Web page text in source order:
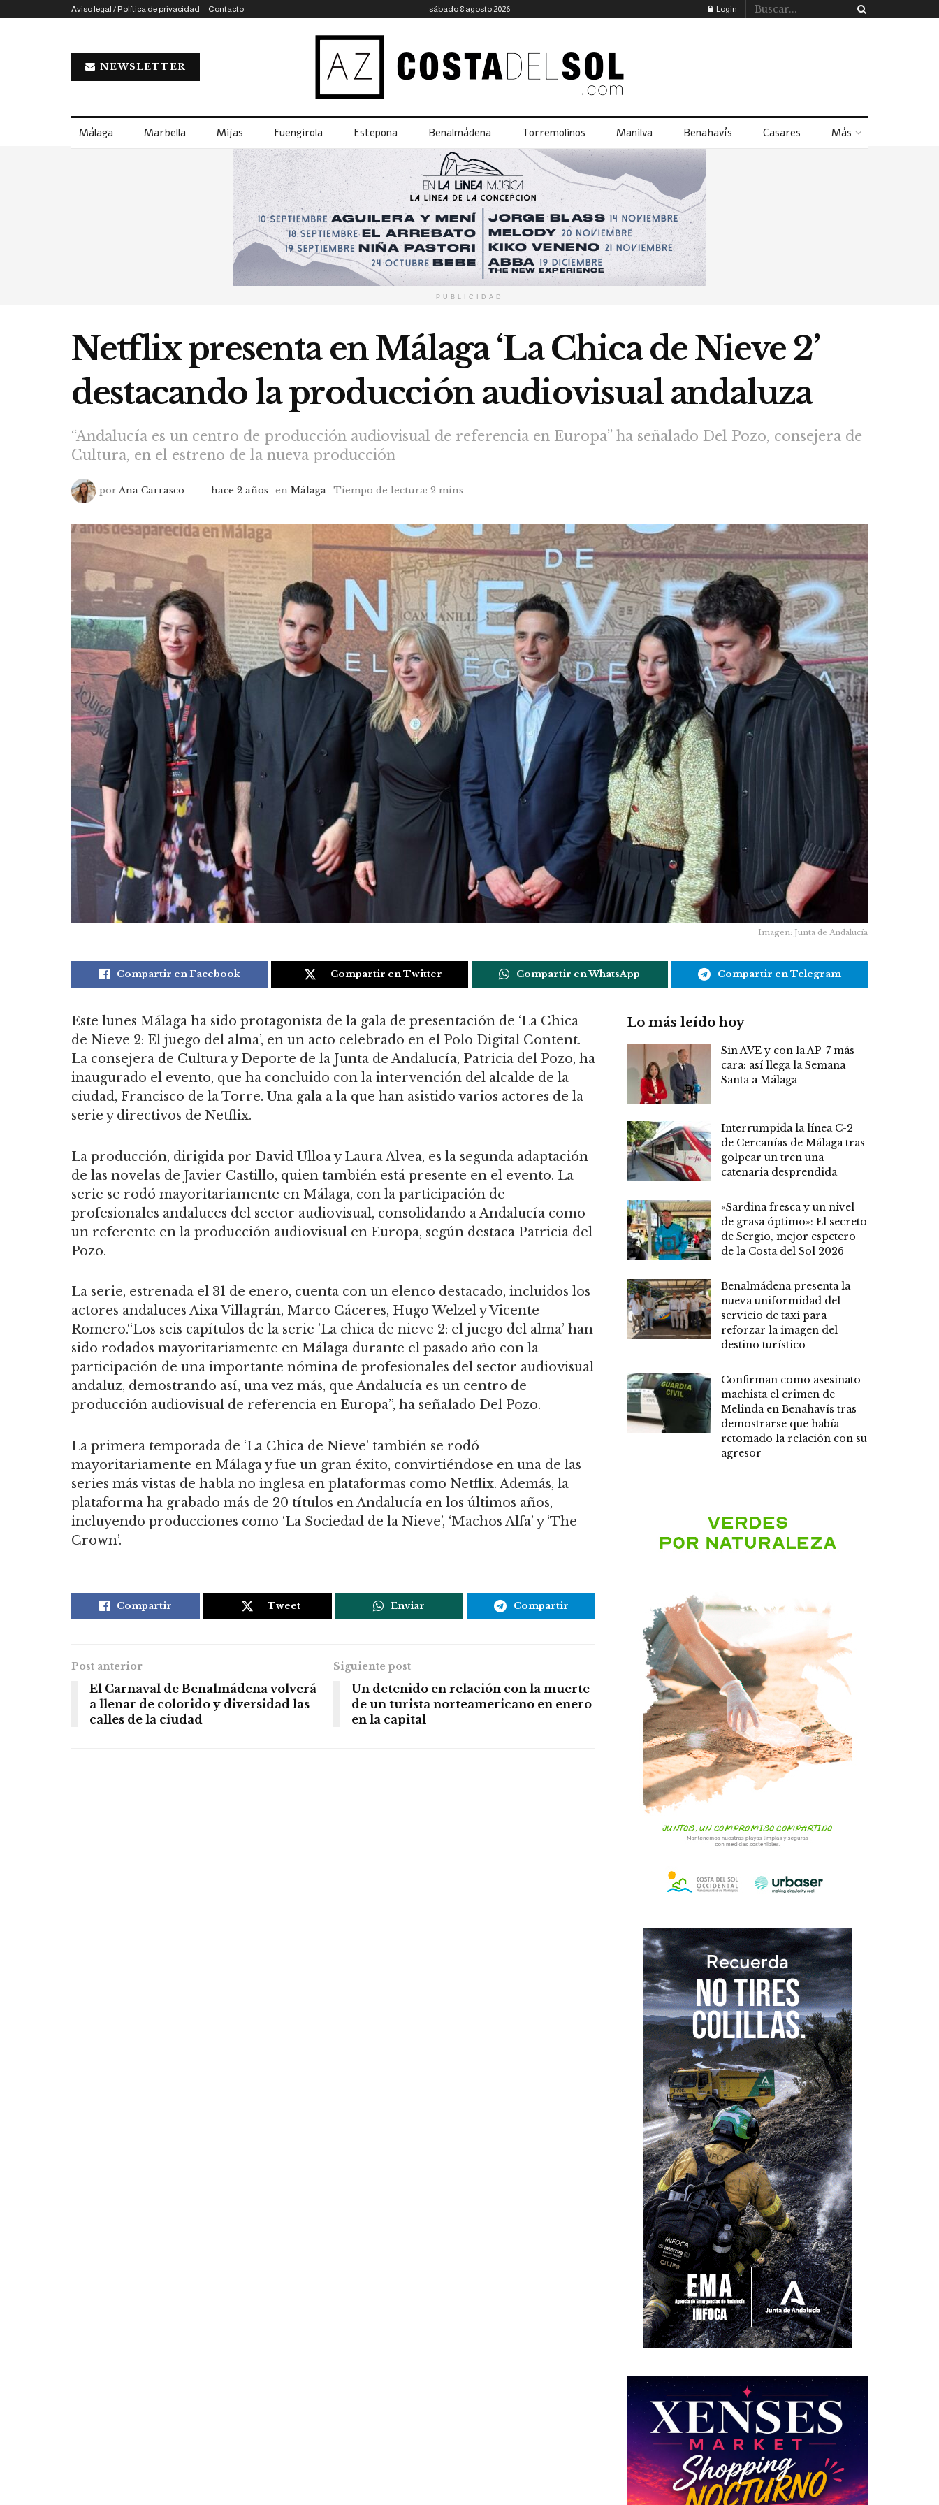
Aviso legal / Política de privacidad Contacto sábado 8 agosto 2026 Login
NEWSLETTER
Málaga Marbella Mijas Fuengirola Estepona Benalmádena Torremolinos Manilva Benahavís Casares Más
PUBLICIDAD
Netflix presenta en Málaga ‘La Chica de Nieve 2’
destacando la producción audiovisual andaluza
“Andalucía es un centro de producción audiovisual de referencia en Europa” ha señalado Del Pozo, consejera de
Cultura, en el estreno de la nueva producción
por Ana Carrasco hace 2 años en Málaga Tiempo de lectura: 2 mins
Imagen: Junta de Andalucía
Compartir en Facebook Compartir en Twitter Compartir en WhatsApp Compartir en Telegram
Este lunes Málaga ha sido protagonista de la gala de presentación de ‘La Chica
de Nieve 2: El juego del alma’, en un acto celebrado en el Polo Digital Content.
La consejera de Cultura y Deporte de la Junta de Andalucía, Patricia del Pozo, ha
inaugurado el evento, que ha concluido con la intervención del alcalde de la
ciudad, Francisco de la Torre. Una gala a la que han asistido varios actores de la
serie y directivos de Netflix.
La producción, dirigida por David Ulloa y Laura Alvea, es la segunda adaptación
de las novelas de Javier Castillo, quien también está presente en el evento. La
serie se rodó mayoritariamente en Málaga, con la participación de
profesionales andaluces del sector audiovisual, consolidando a Andalucía como
un referente en la producción audiovisual en Europa, según destaca Patricia del
Pozo.
La serie, estrenada el 31 de enero, cuenta con un elenco destacado, incluidos los
actores andaluces Aixa Villagrán, Marco Cáceres, Hugo Welzel y Vicente
Romero.“Los seis capítulos de la serie ’La chica de nieve 2: el juego del alma’ han
sido rodados mayoritariamente en Málaga durante el pasado año con la
participación de una importante nómina de profesionales del sector audiovisual
andaluz, demostrando así, una vez más, que Andalucía es un centro de
producción audiovisual de referencia en Europa”, ha señalado Del Pozo.
La primera temporada de ‘La Chica de Nieve’ también se rodó
mayoritariamente en Málaga y fue un gran éxito, convirtiéndose en una de las
series más vistas de habla no inglesa en plataformas como Netflix. Además, la
plataforma ha grabado más de 20 títulos en Andalucía en los últimos años,
incluyendo producciones como ‘La Sociedad de la Nieve’, ‘Machos Alfa’ y ‘The
Crown’.
Compartir Tweet Enviar Compartir
Post anterior
El Carnaval de Benalmádena volverá
a llenar de colorido y diversidad las
calles de la ciudad
Siguiente post
Un detenido en relación con la muerte
de un turista norteamericano en enero
en la capital
Lo más leído hoy
Sin AVE y con la AP-7 más
cara: así llega la Semana
Santa a Málaga
Interrumpida la línea C-2
de Cercanías de Málaga tras
golpear un tren una
catenaria desprendida
«Sardina fresca y un nivel
de grasa óptimo»: El secreto
de Sergio, mejor espetero
de la Costa del Sol 2026
Benalmádena presenta la
nueva uniformidad del
servicio de taxi para
reforzar la imagen del
destino turístico
Confirman como asesinato
machista el crimen de
Melinda en Benahavís tras
demostrarse que había
retomado la relación con su
agresor